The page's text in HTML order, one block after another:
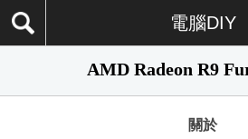
電腦DIY
AMD Radeon R9
關於